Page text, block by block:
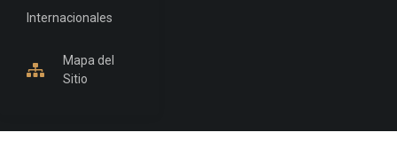
Internacionales
Mapa del
Sitio